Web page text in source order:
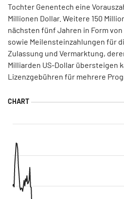
Tochter Genentech eine
Millionen Dollar. Weitere 150
nächsten fünf Jahren in Form
sowie Meilensteinzahlungen für
Zulassung und Vermarktung,
Milliarden US-Dollar übersteigen
Lizenzgebühren für mehrere